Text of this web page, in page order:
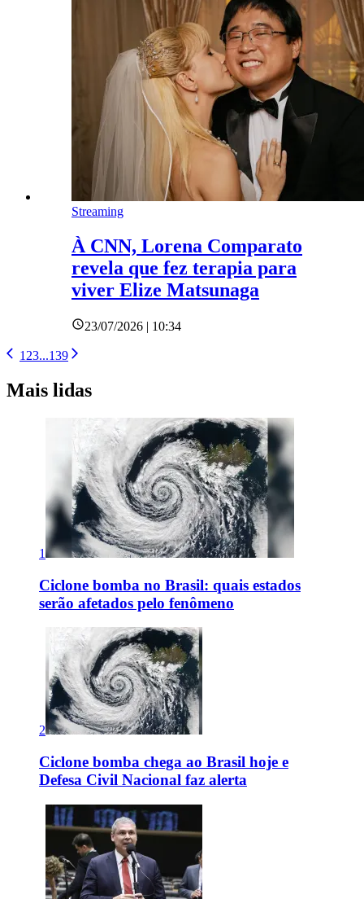
Streaming
À CNN, Lorena Comparato
revela que fez terapia para
viver Elize Matsunaga
23/07/2026 | 10:34
1 23...139
Mais lidas
1
Ciclone bomba no Brasil: quais estados
serão afetados pelo fenômeno
2
Ciclone bomba chega ao Brasil hoje e
Defesa Civil Nacional faz alerta